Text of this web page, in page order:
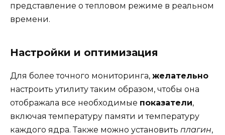
представление о тепловом режиме в реальном
времени.
Настройки и оптимизация
Для более точного мониторинга, желательно
настроить утилиту таким образом, чтобы она
отображала все необходимые показатели,
включая температуру памяти и температуру
каждого ядра. Также можно установить плагин,